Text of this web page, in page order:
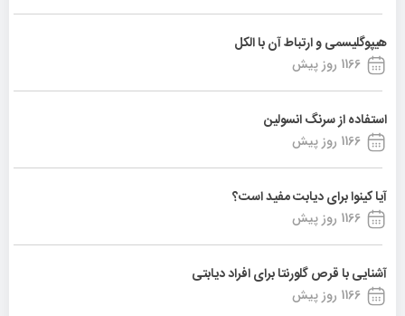
هیپوگلیسمی و ارتباط آن با الکل
1166 روز پیش
استفاده از سرنگ انسولین
1166 روز پیش
آیا کینوا برای دیابت مفید است؟
1166 روز پیش
آشنایی با قرص گلورنتا برای افراد دیابتی
1166 روز پیش